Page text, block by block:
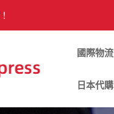
國際物流
日本代購